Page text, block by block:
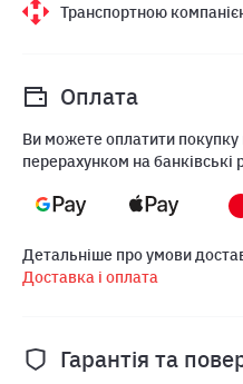
Транспортною
Оплата
Ви можете оплатити
перерахунком на банківські
Детальніше про умови
Доставка і оплата
Гарантія та